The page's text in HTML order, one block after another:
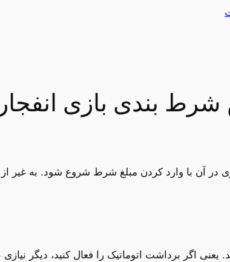
شرط بندی بازی
در آن با وارد کردن مبلغ شرط شروع شود. به غیر
یعنی اگر برداشت اتوماتیک را فعال کنید، دیگر